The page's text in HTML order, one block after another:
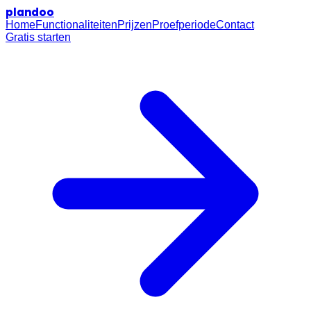
plandoo
HomeFunctionaliteitenPrijzenProefperiodeContact
Gratis starten